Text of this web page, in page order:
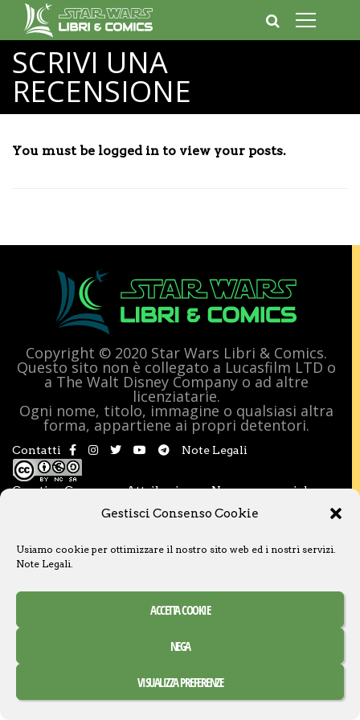
Gestisci Consenso Cookie
Usiamo cookie per ottimizzare il nostro sito web ed i nostri servizi.
Note Legali.
ACCETTA COOKIE
NEGA
VISUALIZZA PREFERENZE
SCRIVI UNA
RECENSIONE
You must be logged in to view your posts.
Copyright © 2020 Star Wars Libri & Comics.
Questo sito non è collegato a Lucasfilm LTD o
a The Walt Disney Company o ad altre
licenziatarie.
Ogni nome, titolo, immagine o qualsiasi altra
forma, appartiene ai propri detentori.
Contatti Note Legali
Creative Commons Attribuzione – Non commerciale –